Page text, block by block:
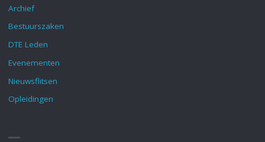
Archief
Bestuurszaken
DTE Leden
Evenementen
Nieuwsflitsen
Opleidingen